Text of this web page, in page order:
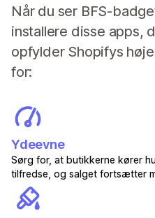
Når du ser BFS-
installere disse apps,
opfylder Shopifys
for:
Ydeevne
Sørg for, at butikkerne kører
tilfredse, og salget fortsætter